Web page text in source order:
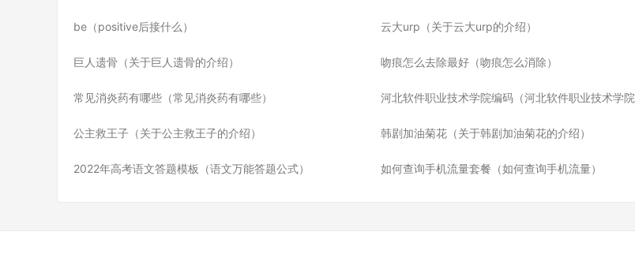
be（positive后接什么） 云大urp（关于云大urp的介绍）
巨人遗骨（关于巨人遗骨的介绍） 吻痕怎么去除最好（吻痕怎么消除）
常见消炎药有哪些（常见消炎药有哪些） 河北软件职业技术学院编码（河北软件职业技术学院
公主救王子（关于公主救王子的介绍） 韩剧加油菊花（关于韩剧加油菊花的介绍）
2022年高考语文答题模板（语文万能答题公式） 如何查询手机流量套餐（如何查询手机流量）